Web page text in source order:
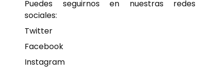
Puedes seguirnos en nuestras redes
sociales:
Twitter
Facebook
Instagram